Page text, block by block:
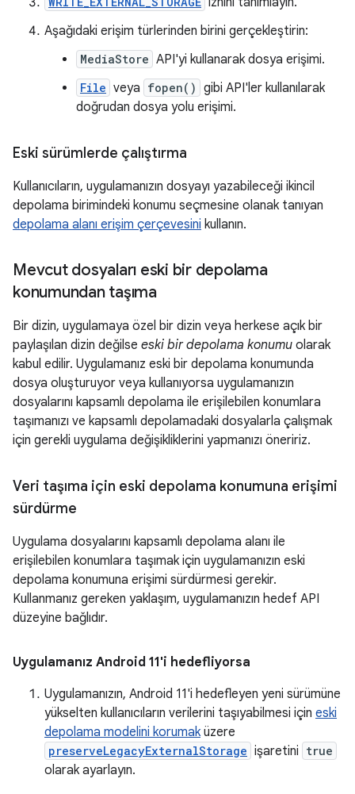
Aşağıdaki erişim türlerinden birini gerçekleştirin:
MediaStore API'yi kullanarak dosya erişimi.
File veya fopen() gibi API'ler kullanılarak
doğrudan dosya yolu erişimi.
Eski sürümlerde çalıştırma
Kullanıcıların, uygulamanızın dosyayı yazabileceği ikincil
depolama birimindeki konumu seçmesine olanak tanıyan
depolama alanı erişim çerçevesini kullanın.
Mevcut dosyaları eski bir depolama
konumundan taşıma
Bir dizin, uygulamaya özel bir dizin veya herkese açık bir
paylaşılan dizin değilse eski bir depolama konumu olarak
kabul edilir. Uygulamanız eski bir depolama konumunda
dosya oluşturuyor veya kullanıyorsa uygulamanızın
dosyalarını kapsamlı depolama ile erişilebilen konumlara
taşımanızı ve kapsamlı depolamadaki dosyalarla çalışmak
için gerekli uygulama değişikliklerini yapmanızı öneririz.
Veri taşıma için eski depolama konumuna erişimi
sürdürme
Uygulama dosyalarını kapsamlı depolama alanı ile
erişilebilen konumlara taşımak için uygulamanızın eski
depolama konumuna erişimi sürdürmesi gerekir.
Kullanmanız gereken yaklaşım, uygulamanızın hedef API
düzeyine bağlıdır.
Uygulamanız Android 11'i hedefliyorsa
Uygulamanızın, Android 11'i hedefleyen yeni sürümüne
yükselten kullanıcıların verilerini taşıyabilmesi için eski
depolama modelini korumaküzere
preserveLegacyExternalStorage işaretini true
olarak ayarlayın.